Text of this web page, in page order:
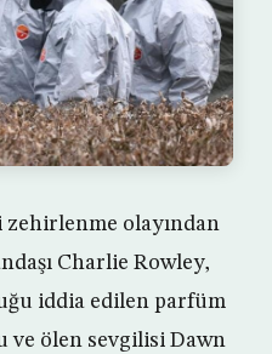
olayından
Charlie Rowley,
iddia edilen parfüm
ve ölen sevgilisi Dawn